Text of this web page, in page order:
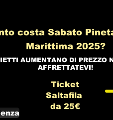
costa Sabato
Marittima 2025?
AUMENTANO DI PREZZO
AFFRETTATEVI!
Ticket
Saltafila
da 25€